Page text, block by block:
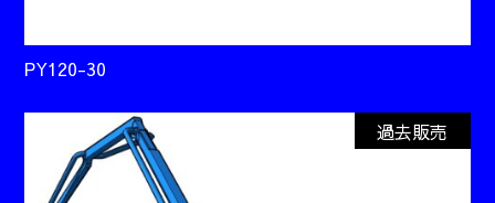
PY120-30
過去販売